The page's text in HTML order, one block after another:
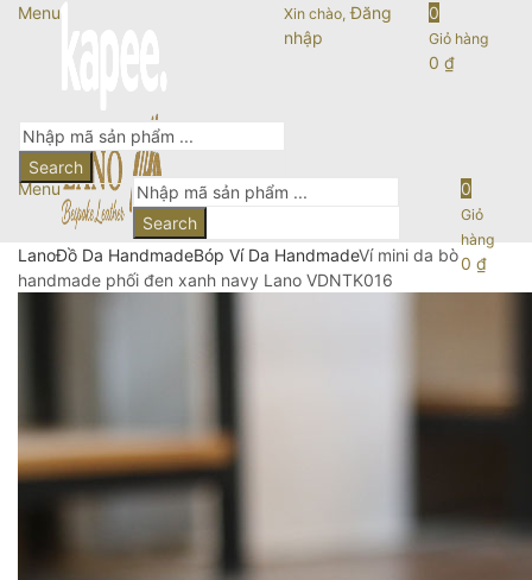
Menu Xin chào, Đăng
nhập
0
Giỏ hàng
0 ₫
Search
Menu
Search
0
Giỏ
hàng
0₫
LanoĐồ Da HandmadeBóp Ví Da HandmadeVí mini da bò
handmade phối đen xanh navy Lano VDNTK016